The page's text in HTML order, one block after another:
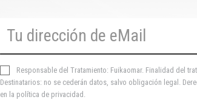
Responsable del Tratamiento: Fuikaomar. Finalidad del
Destinatarios: no se cederán datos, salvo obligación legal.
en la política de privacidad